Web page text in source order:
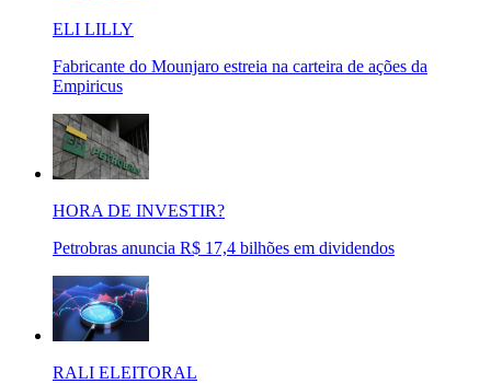
ELI LILLY
Fabricante do Mounjaro estreia na carteira de ações da
Empiricus
HORA DE INVESTIR?
Petrobras anuncia R$ 17,4 bilhões em dividendos
RALI ELEITORAL